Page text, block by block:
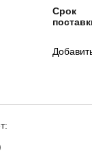
Срок